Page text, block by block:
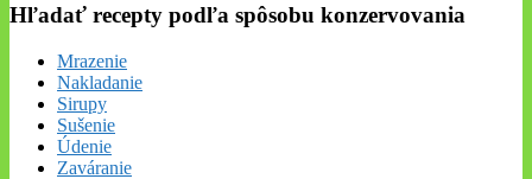
Hľadať recepty podľa spôsobu konzervovania
Mrazenie
Nakladanie
Sirupy
Sušenie
Údenie
Zaváranie